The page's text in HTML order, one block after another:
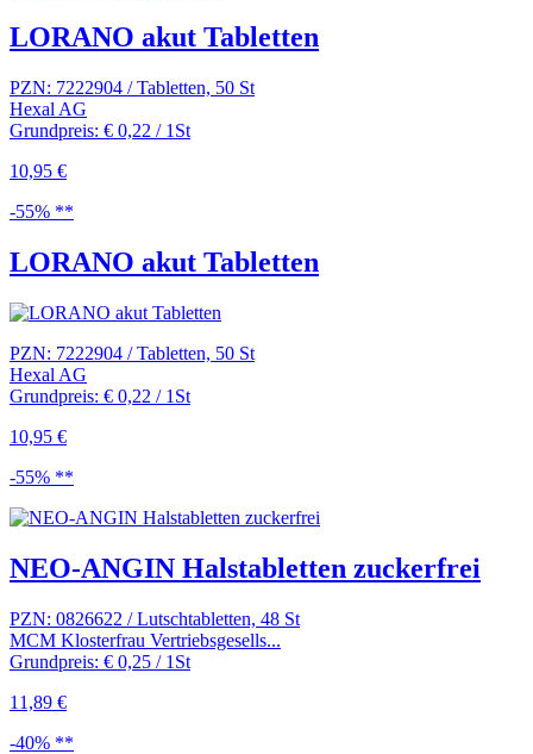
LORANO akut Tabletten
PZN: 7222904 / Tabletten, 50 St
Hexal AG
Grundpreis: € 0,22 / 1St
10,95 €
-55% **
LORANO akut Tabletten
PZN: 7222904 / Tabletten, 50 St
Hexal AG
Grundpreis: € 0,22 / 1St
10,95 €
-55% **
NEO-ANGIN Halstabletten zuckerfrei
PZN: 0826622 / Lutschtabletten, 48 St
MCM Klosterfrau Vertriebsgesells...
Grundpreis: € 0,25 / 1St
11,89 €
-40% **